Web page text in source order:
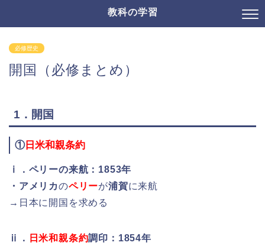
教科の学習
必修歴史
開国（必修まとめ）
1．開国
①日米和親条約
ⅰ．ペリーの来航： 1853年
・アメリカのペリーが浦賀に来航
→日本に開国を求める
ⅱ． 日米和親条約調印：1854年